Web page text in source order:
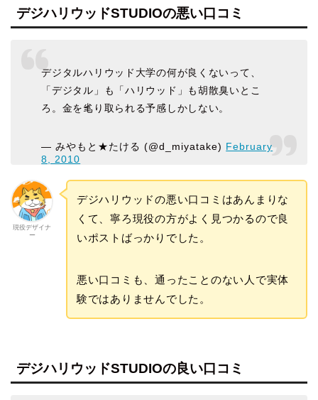
デジハリウッドSTUDIOの悪い口コミ
デジタルハリウッド大学の何が良くないって、
「デジタル」も「ハリウッド」も胡散臭いとこ
ろ。金を毟り取られる予感しかしない。
— みやもと★たける (@d_miyatake) February
8, 2010
現役デザイナ
ー
デジハリウッドの悪い口コミはあんまりな
くて、寧ろ現役の方がよく見つかるので良
いポストばっかりでした。
悪い口コミも、通ったことのない人で実体
験ではありませんでした。
デジハリウッドSTUDIOの良い口コミ